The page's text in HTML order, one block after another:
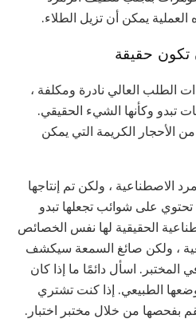
يمكن أن تزيل الطلاء.
تكون حقيقة
الطلب العالي نادرة ومكلفة ،
تبدو وكأنها الشيء الحقيقي.
الأحجار الكريمة التي يمكن
الاصطناعية ، ولكن تم إنتاجها
على شوائب تجعلها تبدو
الحقيقية لها نفس الخصائص
، ولكن صائغ السمعة سيكشف
المختبر. اسأل دائمًا ما إذا كان
وضعها الطبيعي. إذا كنت تشتري
بفحصها من خلال مختبر اختبار.